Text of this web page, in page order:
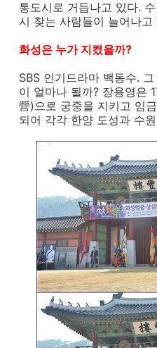
통도시로 거듭나고 있다.
시 찾는 사람들이 늘어나고
화성은 누가 지켰을까?
SBS 인기드라마 백동수.
이 얼마나 될까? 장용영은
營)으로 궁중을 지키고 임
되어 각각 한양 도성과 수